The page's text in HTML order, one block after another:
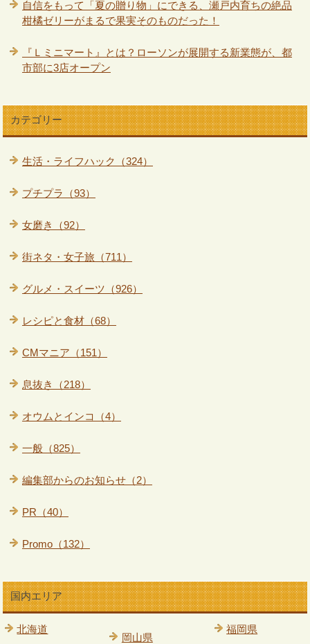
自信をもって「夏の贈り物」にできる、瀬戸内育ちの絶品
柑橘ゼリーがまるで果実そのものだった！
『Ｌミニマート』とは？ローソンが展開する新業態が、都
市部に3店オープン
カテゴリー
生活・ライフハック（324）
プチプラ（93）
女磨き（92）
街ネタ・女子旅（711）
グルメ・スイーツ（926）
レシピと食材（68）
CMマニア（151）
息抜き（218）
オウムとインコ（4）
一般（825）
編集部からのお知らせ（2）
PR（40）
Promo（132）
国内エリア
北海道
岡山県
福岡県